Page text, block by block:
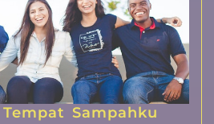
Sampahku